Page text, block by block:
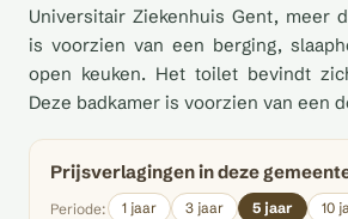
Universitair Ziekenhuis Gent, meer
is voorzien van een berging,
open keuken. Het toilet bevindt
Deze badkamer is voorzien van een
Prijsverlagingen in deze
Periode: 1 jaar 3 jaar 5 jaar 10